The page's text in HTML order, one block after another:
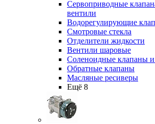
Сервоприводные
вентили
Водорегулирующие
Смотровые стекла
Отделители жидкости
Вентили шаровые
Соленоидные клапаны
Обратные клапаны
Масляные ресиверы
Ещё 8